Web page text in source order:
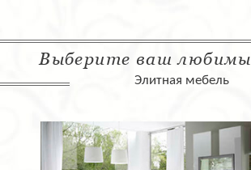
Выберите ваш
Элитная мебель